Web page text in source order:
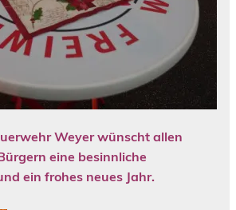
Weyer wünscht allen
eine besinnliche
ein frohes neues Jahr.